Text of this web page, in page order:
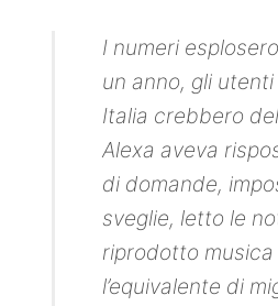
I numeri
un anno, gli utenti
Italia crebbero
Alexa aveva
di domande,
sveglie, letto le
riprodotto musica
l’equivalente di